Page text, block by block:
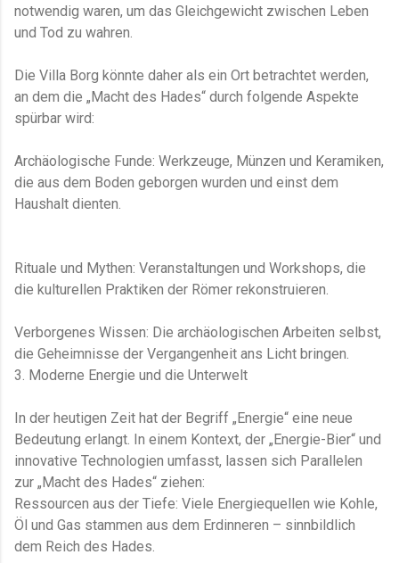
notwendig waren, um das Gleichgewicht zwischen Leben
und Tod zu wahren.
Die Villa Borg könnte daher als ein Ort betrachtet werden,
an dem die „Macht des Hades“ durch folgende Aspekte
spürbar wird:
Archäologische Funde: Werkzeuge, Münzen und Keramiken,
die aus dem Boden geborgen wurden und einst dem
Haushalt dienten.
Rituale und Mythen: Veranstaltungen und Workshops, die
die kulturellen Praktiken der Römer rekonstruieren.
Verborgenes Wissen: Die archäologischen Arbeiten selbst,
die Geheimnisse der Vergangenheit ans Licht bringen.
3. Moderne Energie und die Unterwelt
In der heutigen Zeit hat der Begriff „Energie“ eine neue
Bedeutung erlangt. In einem Kontext, der „Energie-Bier“​ und
innovative Technologien umfasst, lassen sich Parallelen
zur „Macht des Hades“ ziehen:
Ressourcen aus der Tiefe: Viele Energiequellen wie Kohle,
Öl und Gas stammen aus dem Erdinneren – sinnbildlich
dem Reich des Hades.